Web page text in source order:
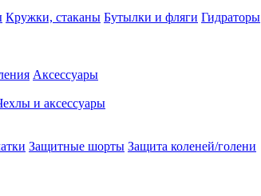
Кружки, стаканы Бутылки и фляги Гидраторы
Аксессуары
и аксессуары
Защитные шорты Защита коленей/голени